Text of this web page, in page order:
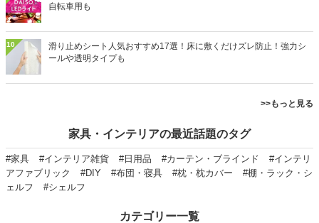
自転車用も
10
滑り止めシート人気おすすめ17選！床に敷くだけズレ防止！強力シ
ールや透明タイプも
>>もっと見る
家具・インテリアの最近話題のタグ
#家具 #インテリア雑貨 #日用品 #カーテン・ブラインド
#インテリ
アファブリック
#DIY #布団・寝具 #枕・枕カバー
#棚・ラック・シ
ェルフ
#シェルフ
カテゴリー一覧